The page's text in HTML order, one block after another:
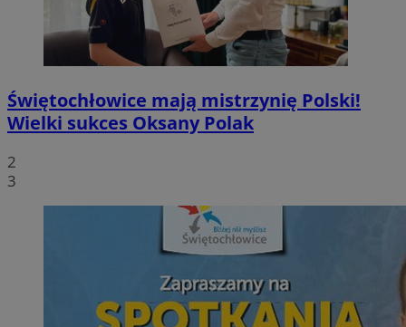
Świętochłowice mają mistrzynię Polski!
Wielki sukces Oksany Polak
2
3